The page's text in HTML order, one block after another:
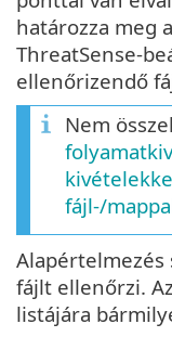
határozza meg
ThreatSense-
ellenőrizendő
Nem
fájl-/
Alapértelmezés
fájlt ellenőrzi.
listájára